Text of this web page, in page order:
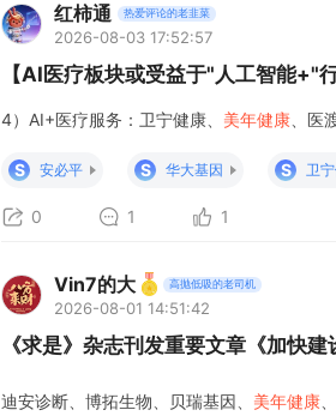
红柿通 热爱评论的老韭菜
2026-08-03 17:52:57
【AI医疗板块或受益于"人工智能+"
4）AI+医疗服务：卫宁健康、 美年健康 、医
S 安必平 S 华大基因 S 卫
0 1 1
Vin7的大 高抛低吸的老司机
2026-08-01 14:51:42
《求是》杂志刊发重要文章《加快
迪安诊断、博拓生物、贝瑞基因、 美年健康